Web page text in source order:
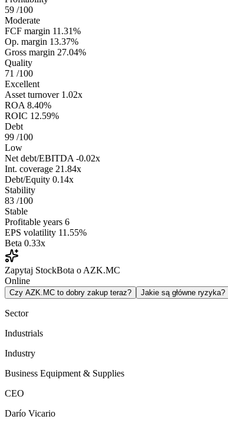
59 /100
Moderate
FCF margin 11.31%
Op. margin 13.37%
Gross margin 27.04%
Quality
71 /100
Excellent
Asset turnover 1.02x
ROA 8.40%
ROIC 12.59%
Debt
99 /100
Low
Net debt/EBITDA -0.02x
Int. coverage 21.84x
Debt/Equity 0.14x
Stability
83 /100
Stable
Profitable years 6
EPS volatility 11.55%
Beta 0.33x
Zapytaj StockBota o AZK.MC
Online
Czy AZK.MC to dobry zakup teraz? Jakie są główne ryzyka?
Sector
Industrials
Industry
Business Equipment & Supplies
CEO
Darío Vicario